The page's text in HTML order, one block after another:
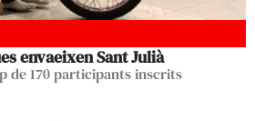
envaeixen Sant Julià
de 170 participants inscrits